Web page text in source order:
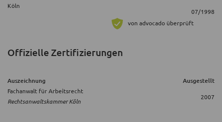
Köln
07/1998
von advocado überprüft
Offizielle Zertifizierungen
Auszeichnung Ausgestellt
Fachanwalt für Arbeitsrecht
Rechtsanwaltskammer Köln
2007